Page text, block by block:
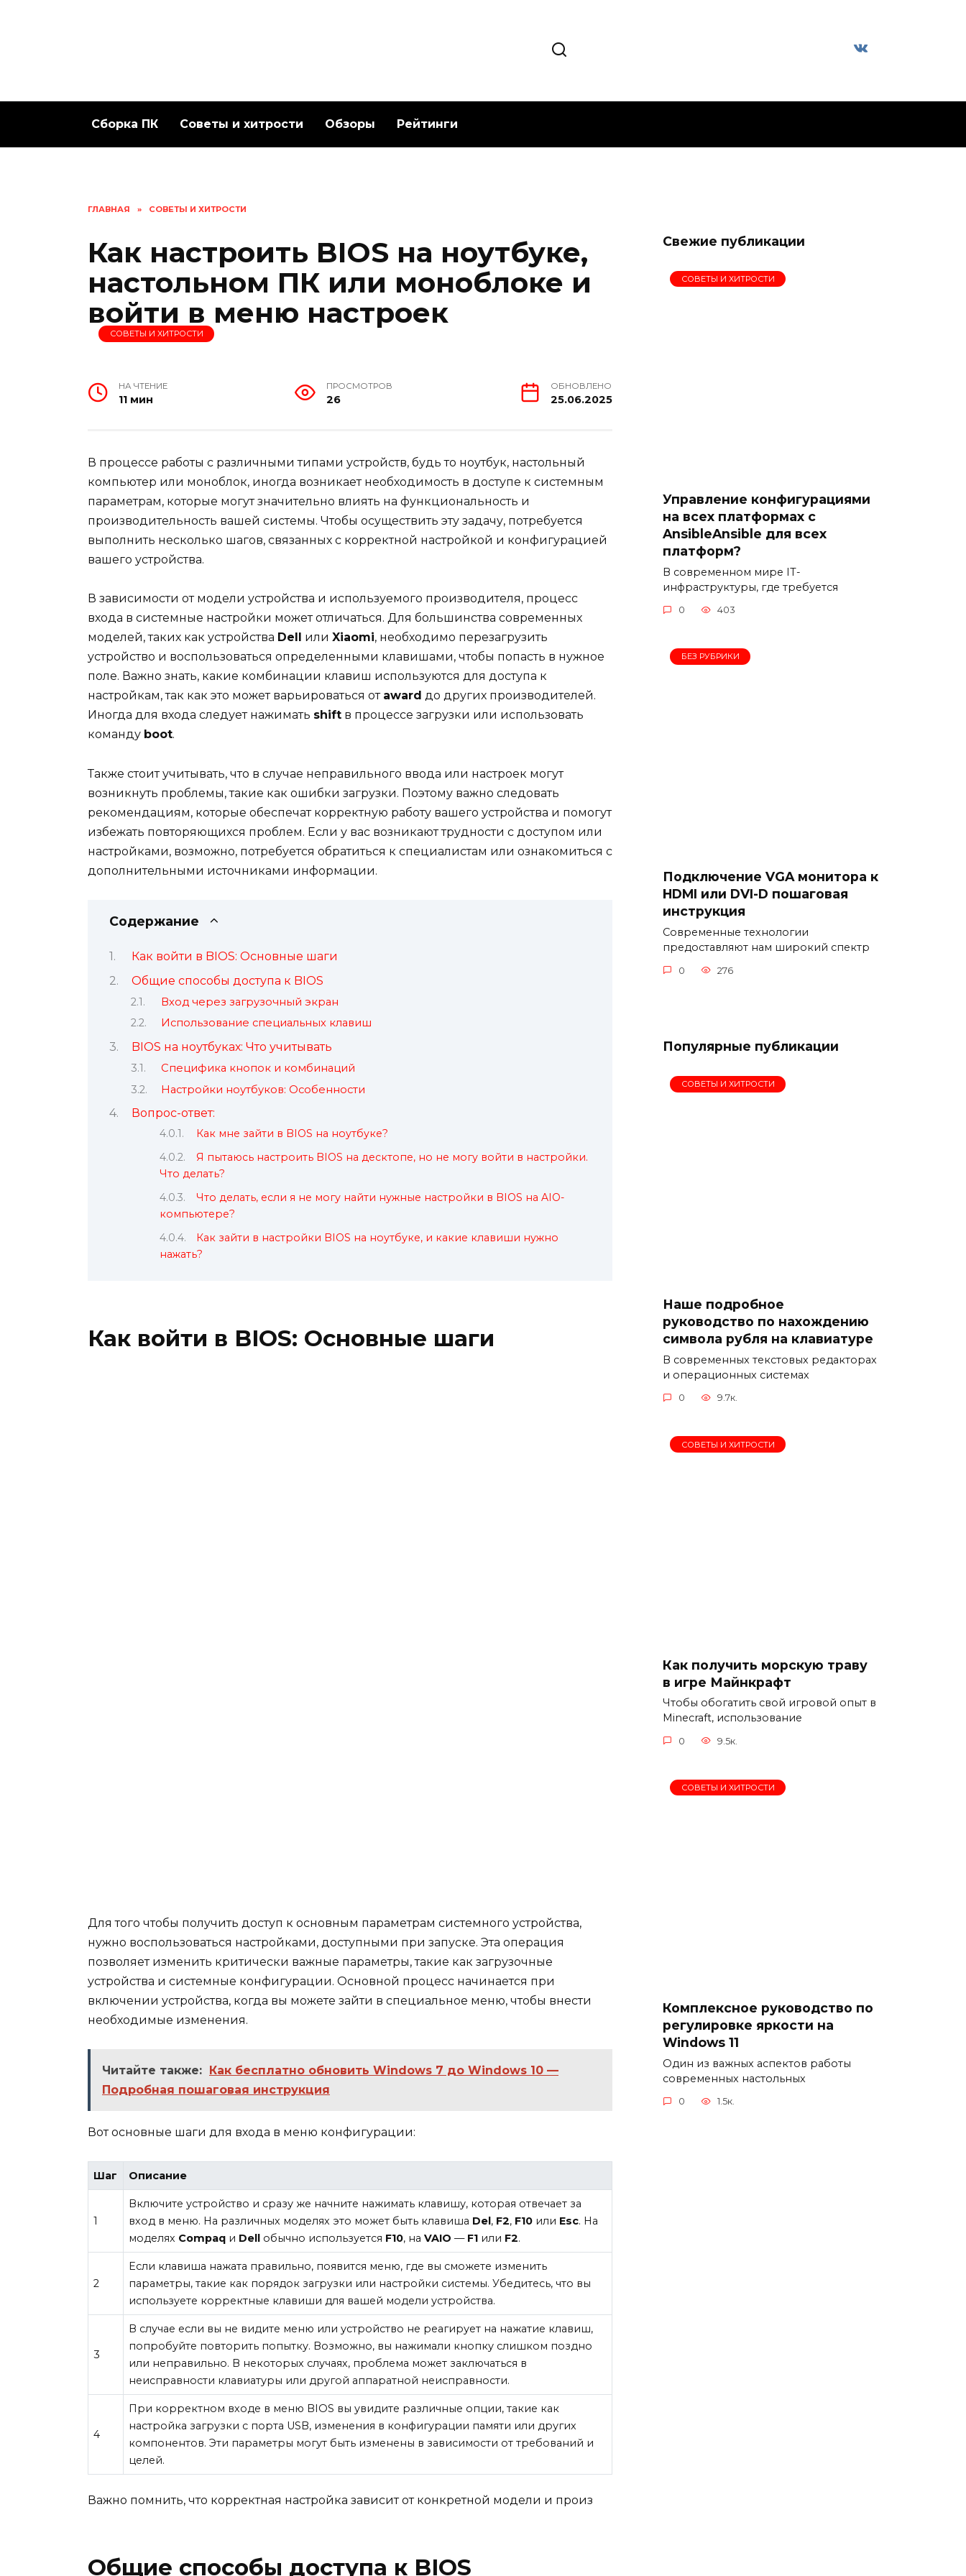
Сборка ПК Советы и хитрости Обзоры Рейтинги
ГЛАВНАЯ » СОВЕТЫ И ХИТРОСТИ
Как настроить BIOS на ноутбуке,
настольном ПК или моноблоке и
войти в меню настроек
СОВЕТЫ И ХИТРОСТИ
НА ЧТЕНИЕ
11 мин
ПРОСМОТРОВ
26
ОБНОВЛЕНО
25.06.2025
В процессе работы с различными типами устройств, будь то ноутбук, настольный
компьютер или моноблок, иногда возникает необходимость в доступе к системным
параметрам, которые могут значительно влиять на функциональность и
производительность вашей системы. Чтобы осуществить эту задачу, потребуется
выполнить несколько шагов, связанных с корректной настройкой и конфигурацией
вашего устройства.
В зависимости от модели устройства и используемого производителя, процесс
входа в системные настройки может отличаться. Для большинства современных
моделей, таких как устройства Dell или Xiaomi, необходимо перезагрузить
устройство и воспользоваться определенными клавишами, чтобы попасть в нужное
поле. Важно знать, какие комбинации клавиш используются для доступа к
настройкам, так как это может варьироваться от award до других производителей.
Иногда для входа следует нажимать shift в процессе загрузки или использовать
команду boot.
Также стоит учитывать, что в случае неправильного ввода или настроек могут
возникнуть проблемы, такие как ошибки загрузки. Поэтому важно следовать
рекомендациям, которые обеспечат корректную работу вашего устройства и помогут
избежать повторяющихся проблем. Если у вас возникают трудности с доступом или
настройками, возможно, потребуется обратиться к специалистам или ознакомиться с
дополнительными источниками информации.
Содержание
Как войти в BIOS: Основные шаги
Общие способы доступа к BIOS
Вход через загрузочный экран
Использование специальных клавиш
BIOS на ноутбуках: Что учитывать
Специфика кнопок и комбинаций
Настройки ноутбуков: Особенности
Вопрос-ответ:
Как мне зайти в BIOS на ноутбуке?
Я пытаюсь настроить BIOS на десктопе, но не могу войти в настройки.
Что делать?
Что делать, если я не могу найти нужные настройки в BIOS на AIO-
компьютере?
Как зайти в настройки BIOS на ноутбуке, и какие клавиши нужно
нажать?
Как войти в BIOS: Основные шаги
Для того чтобы получить доступ к основным параметрам системного устройства,
нужно воспользоваться настройками, доступными при запуске. Эта операция
позволяет изменить критически важные параметры, такие как загрузочные
устройства и системные конфигурации. Основной процесс начинается при
включении устройства, когда вы можете зайти в специальное меню, чтобы внести
необходимые изменения.
Читайте также: Как бесплатно обновить Windows 7 до Windows 10 —
Подробная пошаговая инструкция
Вот основные шаги для входа в меню конфигурации:
Шаг Описание
1
Включите устройство и сразу же начните нажимать клавишу, которая отвечает за
вход в меню. На различных моделях это может быть клавиша Del, F2, F10 или Esc. На
моделях Compaq и Dell обычно используется F10, наVAIO — F1 или F2.
2
Если клавиша нажата правильно, появится меню, где вы сможете изменить
параметры, такие как порядок загрузки или настройки системы. Убедитесь, что вы
используете корректные клавиши для вашей модели устройства.
3
В случае если вы не видите меню или устройство не реагирует на нажатие клавиш,
попробуйте повторить попытку. Возможно, вы нажимали кнопку слишком поздно
или неправильно. В некоторых случаях, проблема может заключаться в
неисправности клавиатуры или другой аппаратной неисправности.
4
При корректном входе в меню BIOS вы увидите различные опции, такие как
настройка загрузки с порта USB, изменения в конфигурации памяти или других
компонентов. Эти параметры могут быть изменены в зависимости от требований и
целей.
Важно помнить, что корректная настройка зависит от конкретной модели и произ
Общие способы доступа к BIOS
Свежие публикации
СОВЕТЫ И ХИТРОСТИ
Управление конфигурациями
на всех платформах с
AnsibleAnsible для всех
платформ?
В современном мире IT-
инфраструктуры, где требуется
0 403
БЕЗ РУБРИКИ
Подключение VGA монитора к
HDMI или DVI-D пошаговая
инструкция
Современные технологии
предоставляют нам широкий спектр
0 276
Популярные публикации
СОВЕТЫ И ХИТРОСТИ
Наше подробное
руководство по нахождению
символа рубля на клавиатуре
В современных текстовых редакторах
и операционных системах
0 9.7к.
СОВЕТЫ И ХИТРОСТИ
Как получить морскую траву
в игре Майнкрафт
Чтобы обогатить свой игровой опыт в
Minecraft, использование
0 9.5к.
СОВЕТЫ И ХИТРОСТИ
Комплексное руководство по
регулировке яркости на
Windows 11
Один из важных аспектов работы
современных настольных
0 1.5к.